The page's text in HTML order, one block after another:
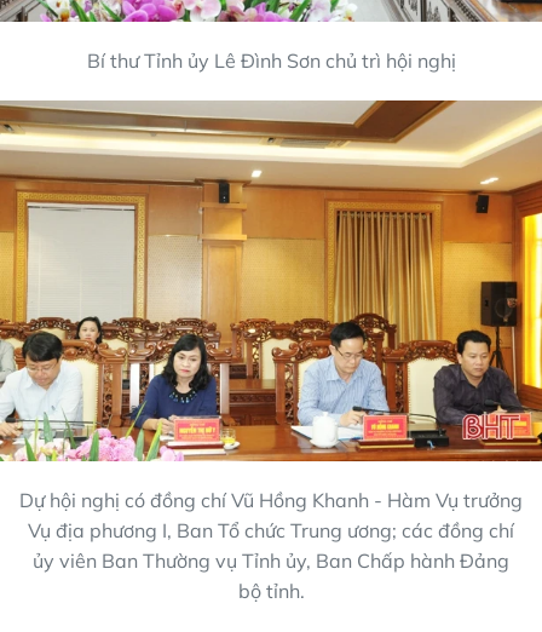
Bí thư Tỉnh ủy Lê Đình Sơn chủ trì hội nghị
Dự hội nghị có đồng chí Vũ Hồng Khanh - Hàm Vụ trưởng
Vụ địa phương I, Ban Tổ chức Trung ương; các đồng chí
ủy viên Ban Thường vụ Tỉnh ủy, Ban Chấp hành Đảng
bộ tỉnh.